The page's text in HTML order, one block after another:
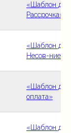
«Шаблон
Рассрочка»
«Шаблон
Несов-ние»
«Шаблон
оплата»
«Шаблон